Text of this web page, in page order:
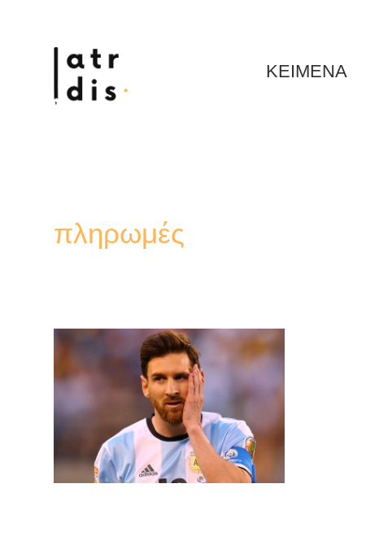
ΚΕΙΜΕΝΑ
πληρωμές